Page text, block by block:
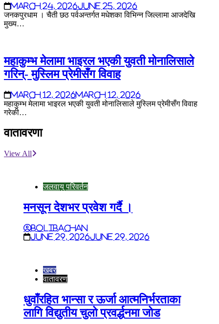
March 24, 2026June 25, 2026
जनकपुरधाम । चैती छठ पर्वअन्तर्गत मधेशका विभिन्न जिल्लामा आजदेखि
मुख्य…
महाकुम्भ मेलामा भाइरल भएकी युवती मोनालिसाले
गरिन्- मुस्लिम प्रेमीसँग विवाह
March 12, 2026March 12, 2026
महाकुम्भ मेलामा भाइरल भएकी युवती मोनालिसाले मुस्लिम प्रेमीसँग विवाह
गरेकी…
वातावरणा
View All
जलवायु परिवर्तन
मनसून देशभर प्रवेश गर्दै ।
BoliBachan
June 29, 2026June 29, 2026
खबर
वातावरण
धुवाँरहित भान्सा र ऊर्जा आत्मनिर्भरताका
लागि विद्युतीय चुलो प्रवर्द्धनमा जोड